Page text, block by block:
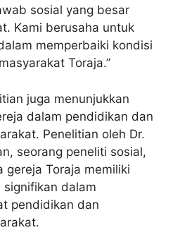
sosial yang besar
Kami berusaha untuk
memperbaiki kondisi
Toraja.”
juga menunjukkan
dalam pendidikan dan
Penelitian oleh Dr.
seorang peneliti sosial,
gereja Toraja memiliki
dalam
pendidikan dan